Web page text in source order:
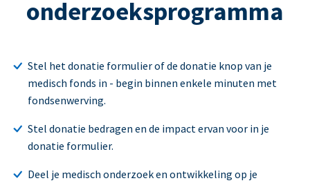
onderzoeksprogramma
Stel het donatie formulier of de donatie knop van je
medisch fonds in - begin binnen enkele minuten met
fondsenwerving.
Stel donatie bedragen en de impact ervan voor in je
donatie formulier.
Deel je medisch onderzoek en ontwikkeling op je